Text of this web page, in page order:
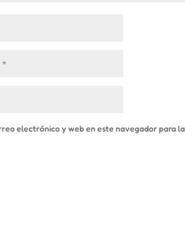
electrónico y web en este navegador para